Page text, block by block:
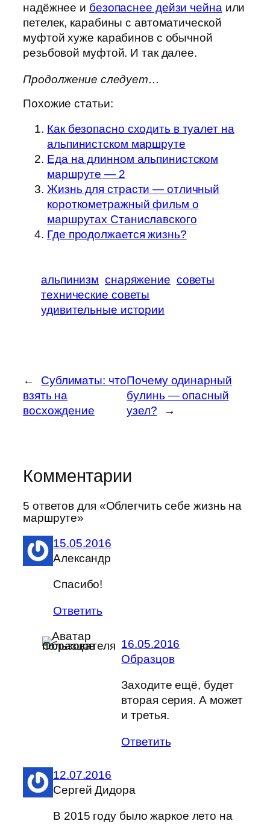
надёжнее и безопаснее дейзи чейнаили
петелек, карабины с автоматической
муфтой хуже карабинов с обычной
резьбовой муфтой. И так далее.
Продолжение следует…
Похожие статьи:
Как безопасно сходить в туалет на
альпинистском маршруте
Еда на длинном альпинистском
маршруте — 2
Жизнь для страсти — отличный
короткометражный фильм о
маршрутах Станиславского
Где продолжается жизнь?
альпинизм снаряжение советы
технические советы
удивительные истории
←
Сублиматы: что
взять на
восхождение
Почему одинарный
булинь — опасный
узел?
→
Комментарии
5 ответов для «Облегчить себе жизнь на
маршруте»
15.05.2016
Александр
Спасибо!
Ответить
16.05.2016
Образцов
Заходите ещё, будет
вторая серия. А может
и третья.
Ответить
12.07.2016
Сергей Дидора
В 2015 году было жаркое лето на